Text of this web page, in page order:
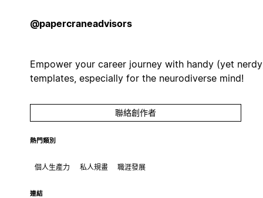
@papercraneadvisors
Empower your career journey with handy (yet
templates, especially for the neurodiverse mind!
聯絡創作者
熱門類別
個人生產力 私人規畫 職涯發展
連結